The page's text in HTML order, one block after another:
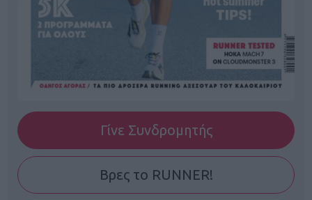
Γίνε Συνδρομητής
Βρες το RUNNER!